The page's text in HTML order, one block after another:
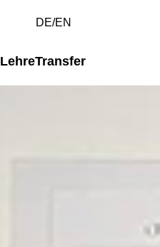
DE/EN
LehreTransfer